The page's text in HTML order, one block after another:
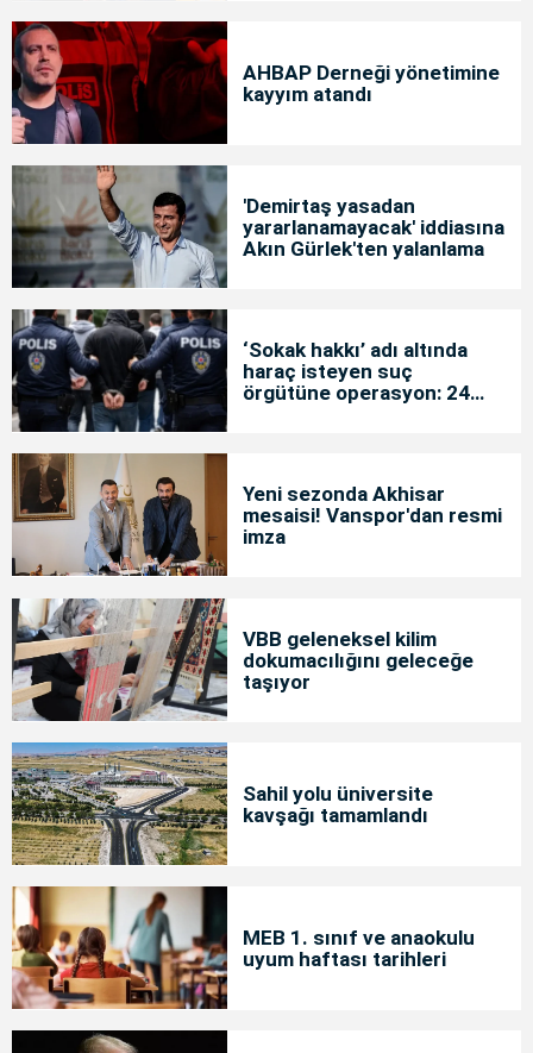
AHBAP Derneği yönetimine
kayyım atandı
'Demirtaş yasadan
yararlanamayacak' iddiasına
Akın Gürlek'ten yalanlama
‘Sokak hakkı’ adı altında
haraç isteyen suç
örgütüne operasyon: 24
Yeni sezonda Akhisar
mesaisi! Vanspor'dan resmi
imza
VBB geleneksel kilim
dokumacılığını geleceğe
taşıyor
Sahil yolu üniversite
kavşağı tamamlandı
MEB 1. sınıf ve anaokulu
uyum haftası tarihleri